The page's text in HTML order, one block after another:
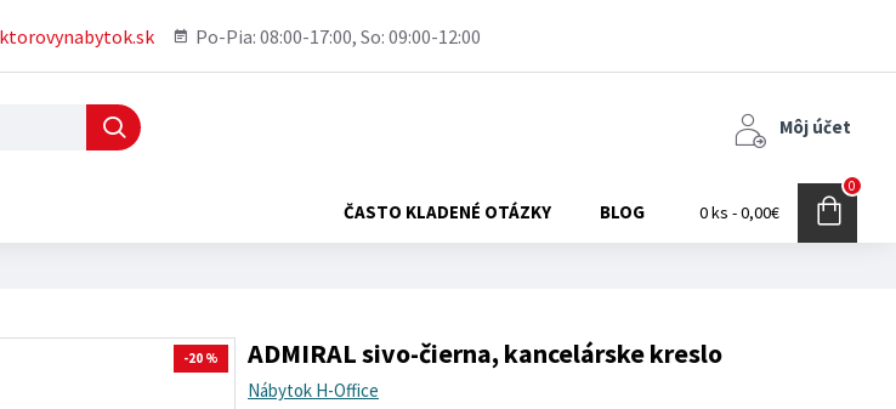
Po-Pia: 08:00-17:00, So: 09:00-12:00
Môj účet
ČASTO KLADENÉ OTÁZKY BLOG 0 ks - 0,00€
0
-20 % ADMIRAL sivo-čierna, kancelárske kreslo
Nábytok H-Office